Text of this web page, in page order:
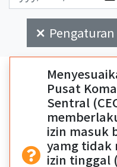
始
束
Pusat
Sentral
izin masuk
yamg tidak
izin tinggal